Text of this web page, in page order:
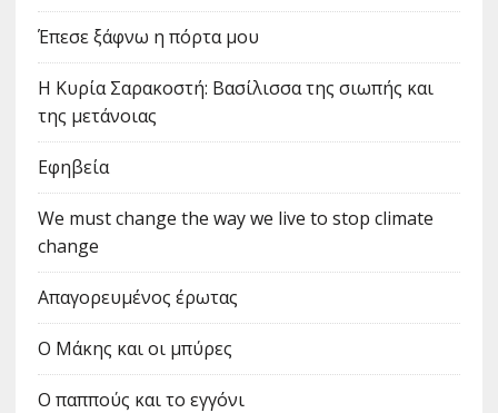
Έπεσε ξάφνω η πόρτα μου
Η Κυρία Σαρακοστή: Βασίλισσα της σιωπής και
της μετάνοιας
Εφηβεία
We must change the way we live to stop climate
change
Απαγορευμένος έρωτας
Ο Μάκης και οι μπύρες
Ο παππούς και το εγγόνι